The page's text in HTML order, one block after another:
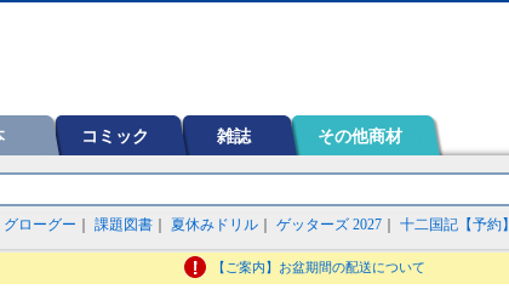
コミック 雑誌 その他商材
グローグー 課題図書 夏休みドリル ゲッターズ 2027 十二国記【予約】
【ご案内】お盆期間の配送について